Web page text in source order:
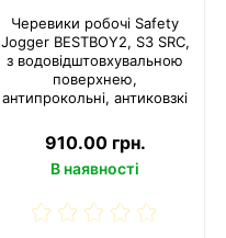
Черевики робочі Safety
Jogger BESTBOY2, S3 SRC,
з водовідштовхувальною
поверхнею,
антипрокольні, антиковзкі
910.00 грн.
В наявності